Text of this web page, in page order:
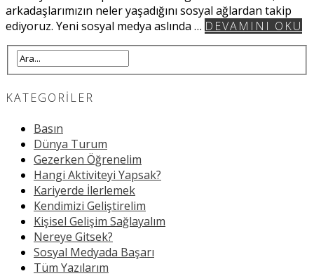
arkadaşlarımızın neler yaşadığını sosyal ağlardan takip
ediyoruz. Yeni sosyal medya aslında … DEVAMINI OKU
KATEGORILER
Basın
Dünya Turum
Gezerken Öğrenelim
Hangi Aktiviteyi Yapsak?
Kariyerde İlerlemek
Kendimizi Geliştirelim
Kişisel Gelişim Sağlayalım
Nereye Gitsek?
Sosyal Medyada Başarı
Tüm Yazılarım